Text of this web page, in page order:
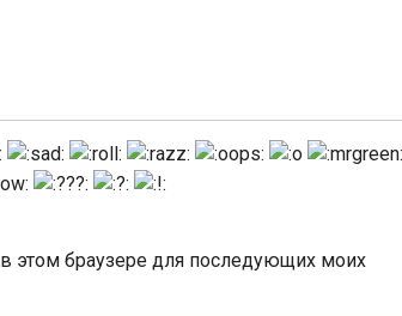
этом браузере для последующих моих